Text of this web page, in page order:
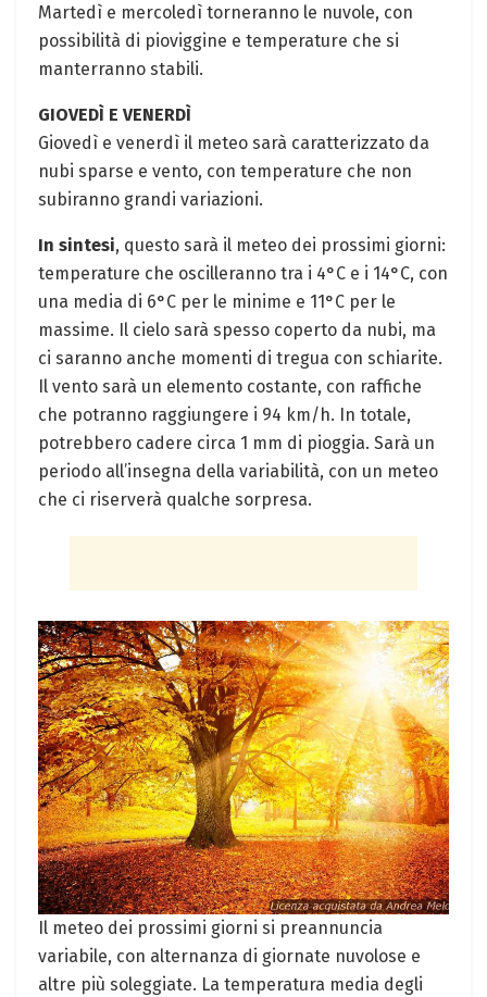
Martedì e mercoledì torneranno le nuvole, con
possibilità di pioviggine e temperature che si
manterranno stabili.
GIOVEDÌ E VENERDÌ
Giovedì e venerdì il meteo sarà caratterizzato da
nubi sparse e vento, con temperature che non
subiranno grandi variazioni.
In sintesi, questo sarà il meteo dei prossimi giorni:
temperature che oscilleranno tra i 4°C e i 14°C, con
una media di 6°C per le minime e 11°C per le
massime. Il cielo sarà spesso coperto da nubi, ma
ci saranno anche momenti di tregua con schiarite.
Il vento sarà un elemento costante, con raffiche
che potranno raggiungere i 94 km/h. In totale,
potrebbero cadere circa 1 mm di pioggia. Sarà un
periodo all’insegna della variabilità, con un meteo
che ci riserverà qualche sorpresa.
Il meteo dei prossimi giorni si preannuncia
variabile, con alternanza di giornate nuvolose e
altre più soleggiate. La temperatura media degli